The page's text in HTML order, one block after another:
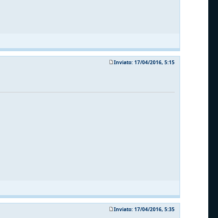
Inviato: 17/04/2016, 5:15
Inviato: 17/04/2016, 5:35